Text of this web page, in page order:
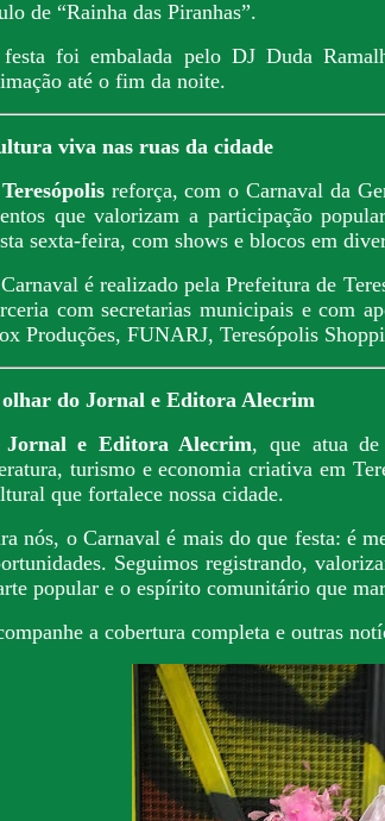
de “Rainha das Piranhas”.
foi embalada pelo DJ Duda
até o fim da noite.
viva nas ruas da cidade
Teresópolisreforça, com o Carnaval da
que valorizam a participação
sexta-feira, com shows e blocos em
é realizado pela Prefeitura de
com secretarias municipais e com
Produções, FUNARJ, Teresópolis
do Jornal e Editora Alecrim
Jornal e Editora Alecrim, que atua de
turismo e economia criativa em
que fortalece nossa cidade.
nós, o Carnaval é mais do que festa: é
Seguimos registrando,
popular e o espírito comunitário que
a cobertura completa e outras